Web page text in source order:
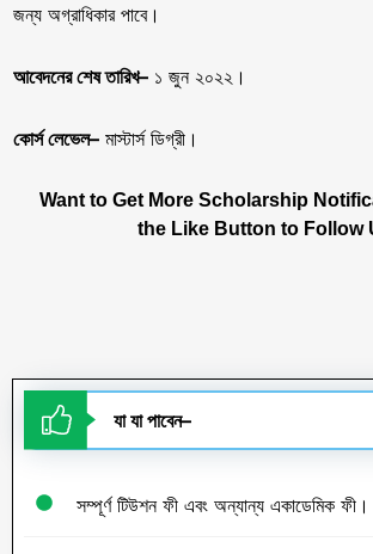
জন্য অগ্রাধিকার পাবে।
আবেদনের শেষ তারিখ– ১ জুন ২০২২।
কোর্স লেভেল– মাস্টার্স ডিগ্রী।
Want to Get More Scholarship
the Like Button to Follow
যা যা পাবেন–
সম্পূর্ণ টিউশন ফী এবং অন্যান্য একাডেমিক ফী।